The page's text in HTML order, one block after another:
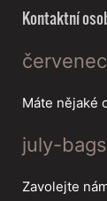
Kontaktní
červenec
Máte nějaké
july-
Zavolejte